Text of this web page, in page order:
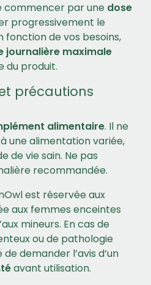
commencer par une dose
progressivement le
de vos besoins,
journalière maximale
du produit.
précautions
alimentaire. Il ne
une alimentation variée,
de vie sain. Ne pas
recommandée.
est réservée aux
aux femmes enceintes
mineurs. En cas de
ou de pathologie
demander l’avis d’un
avant utilisation.